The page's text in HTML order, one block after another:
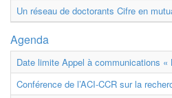
Un réseau de doctorants Cifre en
Agenda
Date limite Appel à communications «
Conférence de l’ACI-CCR sur la